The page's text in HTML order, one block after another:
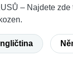
– Najdete zde